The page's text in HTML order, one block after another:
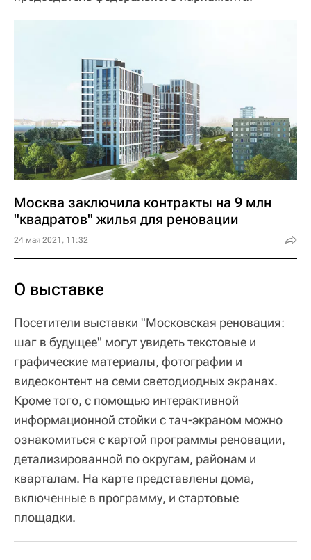
Москва заключила контракты на 9 млн
"квадратов" жилья для реновации
24 мая 2021, 11:32
О выставке
Посетители выставки "Московская реновация:
шаг в будущее" могут увидеть текстовые и
графические материалы, фотографии и
видеоконтент на семи светодиодных экранах.
Кроме того, с помощью интерактивной
информационной стойки с тач-экраном можно
ознакомиться с картой программы реновации,
детализированной по округам, районам и
кварталам. На карте представлены дома,
включенные в программу, и стартовые
площадки.